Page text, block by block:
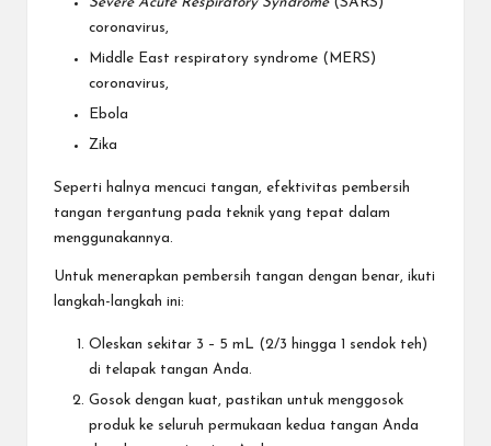
coronavirus
Middle East respiratory syndrome (MERS)
coronavirus,
Ebola
Zika
Seperti halnya mencuci tangan, efektivitas pembersih
tangan tergantung pada teknik yang tepat dalam
menggunakannya.
Untuk menerapkan pembersih tangan dengan benar, ikuti
langkah-langkah ini:
Oleskan sekitar 3 – 5 mL (2/3 hingga 1 sendok teh)
di telapak tangan Anda.
Gosok dengan kuat, pastikan untuk menggosok
produk ke seluruh permukaan kedua tangan Anda